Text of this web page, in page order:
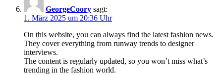
GeorgeCoory sagt:
1. März 2025 um 20:36 Uhr
On this website, you can always find the latest fashion news.
They cover everything from runway trends to designer
interviews.
The content is regularly updated, so you won’t miss what’s
trending in the fashion world.